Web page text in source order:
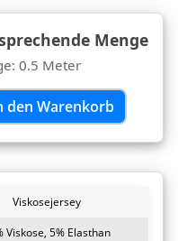
Menge
0.5 Meter
den Warenkorb
Viskosejersey
Viskose, 5% Elasthan